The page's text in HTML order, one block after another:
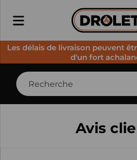
Les délais de livraison peuvent
d'un fort
Avis